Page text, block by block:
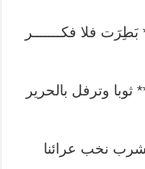
فلا فكـــــــر
وترفل بالحرير
نخب عرائنا